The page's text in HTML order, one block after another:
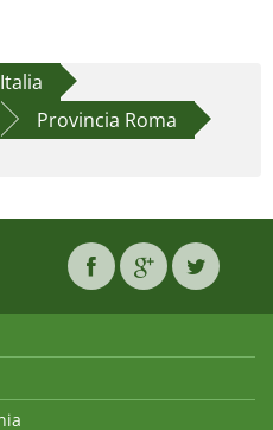
Italia
Provincia Roma